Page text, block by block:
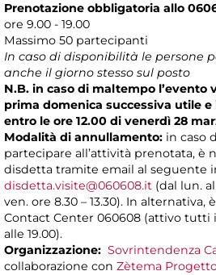
Prenotazione obbligatoria allo
ore 9.00 - 19.00
Massimo 50 partecipanti
In caso di disponibilità le persone
anche il giorno stesso sul posto
N.B. in caso di maltempo l’evento
prima domenica successiva utile
entro le ore 12.00 di venerdì 28
Modalità di annullamento: in caso
partecipare all’attività prenotata, è
disdetta tramite email al seguente
disdetta.visite@060608.it (dal lun.
ven. ore 8.30 – 13.30). In alternativa,
Contact Center 060608 (attivo tutti
alle 19.00).
Organizzazione: Sovrintendenza
collaborazione con Zètema